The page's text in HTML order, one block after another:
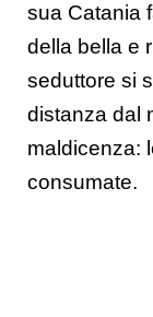
sua Catania
della bella e
seduttore si
distanza dal
maldicenza:
consumate.